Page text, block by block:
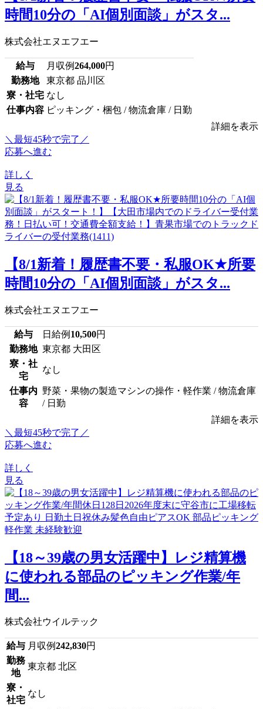
時間10分の「AI個別面談」がスタ...
株式会社エヌエフエー
給与 月収例264,000円
勤務地
東京都 品川区
寮・社宅 なし
仕事内容 ピッキング・梱包 / 物流倉庫 / 日勤
詳細を表示
＼最短45秒で完了／
応募へ進む
詳しく
見る
【8/1新着！履歴書不要・私服OK★所要
時間10分の「AI個別面談」がスタ...
株式会社エヌエフエー
給与 日給例 10,500円
勤務地 東京都 大田区
寮・社
宅
なし
仕事内
容
野菜・果物の製造マシンの操作・軽作業 / 物流倉庫
/ 日勤
詳細を表示
＼最短45秒で完了／
応募へ進む
詳しく
見る
【18～39歳の男女活躍中】レジ精算機
に使われる部品のピッキング作業/年
間...
株式会社ウイルテック
給与 月収例242,830円
勤務
地
東京都 北区
寮・
社宅
なし